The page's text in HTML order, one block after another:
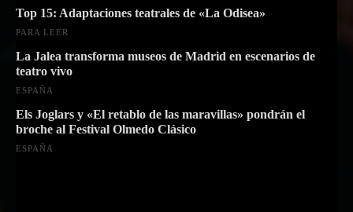
Top 15: Adaptaciones teatrales de «La Odisea»
PARA LEER
La Jalea transforma museos de Madrid en escenarios de
teatro vivo
ESPAÑA
Els Joglars y «El retablo de las maravillas» pondrán el
broche al Festival Olmedo Clásico
ESPAÑA